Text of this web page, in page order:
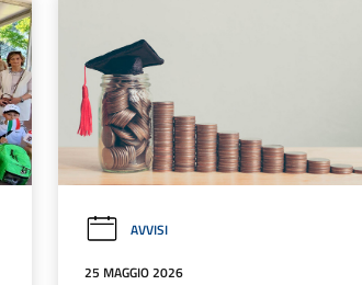
AVVISI
25 MAGGIO 2026